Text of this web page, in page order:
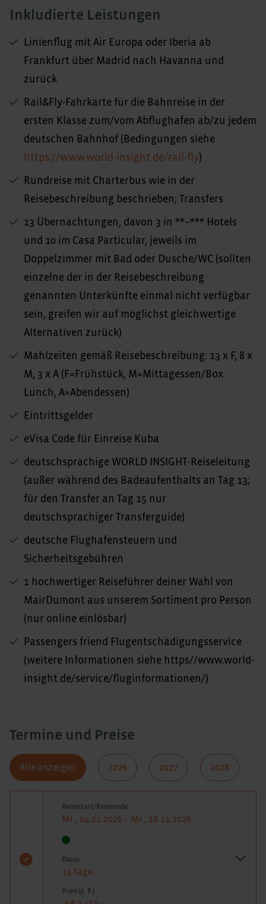
Inkludierte Leistungen
Linienflug mit Air Europa oder Iberia ab
Frankfurt über Madrid nach Havanna und
zurück
Rail&Fly-Fahrkarte für die Bahnreise in der
ersten Klasse zum/vom Abflughafen ab/zu jedem
deutschen Bahnhof (Bedingungen siehe
https://www.world-insight.de/rail-fly)
Rundreise mit Charterbus wie in der
Reisebeschreibung beschrieben; Transfers
13 Übernachtungen, davon 3 in **–*** Hotels
und 10 im Casa Particular, jeweils im
Doppelzimmer mit Bad oder Dusche/WC (sollten
einzelne der in der Reisebeschreibung
genannten Unterkünfte einmal nicht verfügbar
sein, greifen wir auf möglichst gleichwertige
Alternativen zurück)
Mahlzeiten gemäß Reisebeschreibung: 13 x F, 8 x
M, 3 x A (F=Frühstück, M=Mittagessen/Box
Lunch, A=Abendessen)
Eintrittsgelder
eVisa Code für Einreise Kuba
deutschsprachige WORLD INSIGHT-Reiseleitung
(außer während des Badeaufenthalts an Tag 13;
für den Transfer an Tag 15 nur
deutschsprachiger Transferguide)
deutsche Flughafensteuern und
Sicherheitsgebühren
1 hochwertiger Reiseführer deiner Wahl von
MairDumont aus unserem Sortiment pro Person
(nur online einlösbar)
Passengers friend Flugentschädigungsservice
(weitere Informationen siehe https//www.world-
insight.de/service/fluginformationen/)
Termine und Preise
Alle anzeigen 2026 2027 2028
Reisestart/Reiseende
Mi., 04.11.2026 – Mi., 18.11.2026
Dauer
15 Tage
Preis (p. P.)